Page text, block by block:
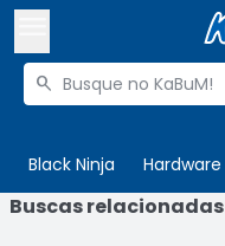
Buscar produtos

Black Ninja Hardware

Buscas relacionadas